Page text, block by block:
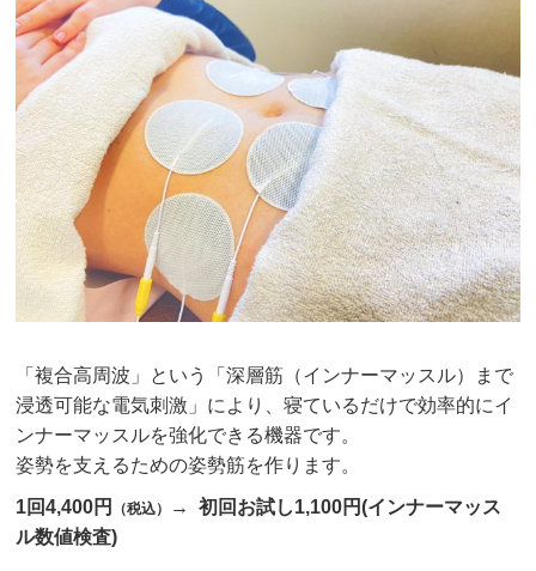
「複合高周波」という「深層筋（インナーマッスル）まで
浸透可能な電気刺激」により、寝ているだけで効率的にイ
ンナーマッスルを強化できる機器です。
姿勢を支えるための姿勢筋を作ります。
1回4,400円 （税込）
→ 初回お試し1,100円(インナーマッス
ル数値検査)